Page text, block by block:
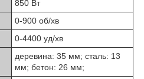
850 Вт
0-900 об/хв
0-4400 уд/хв
деревина: 35 мм; сталь: 13
мм; бетон: 26 мм;